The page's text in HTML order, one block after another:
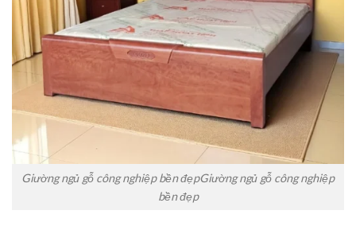
Giường ngủ gỗ công nghiệp bền đẹpGiường ngủ gỗ công nghiệp
bền đẹp